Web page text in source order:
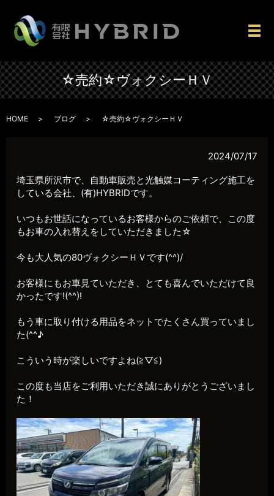
メ
☆売約☆ヴォクシーＨＶ
HOME ブログ ☆売約☆ヴォクシーＨＶ
2024/07/17
埼玉県所沢市で、自動車販売と光触媒コーティング施工を
している会社、(有)HYBRIDです。
いつもお世話になっているお客様からのご依頼で、この度
もお車の入れ替えをしていただきました☆
今も大人気の80ヴォクシーＨＶです(^^)/
お客様にもお車見ていただき、とても喜んでいただけて良
かったです!(^^)!
もう車に取り付ける用品をネットでたくさん買っていまし
た(^^♪
こういう時が楽しいですよね(≧▽≦)
この度も当店をご利用いただき誠にありがとうございまし
た！